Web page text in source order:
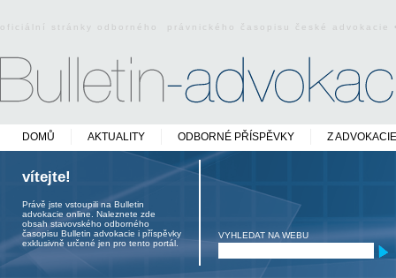
oficiální stránky odborného právnického časopisu české
DOMŮ AKTUALITY ODBORNÉ PŘÍSPĚVKY Z ADVOKACIE
vítejte!
Právě jste vstoupili na Bulletin
advokacie online. Naleznete zde
obsah stavovského odborného
časopisu Bulletin advokacie i příspěvky
exklusivně určené jen pro tento portál.
VYHLEDAT NA WEBU